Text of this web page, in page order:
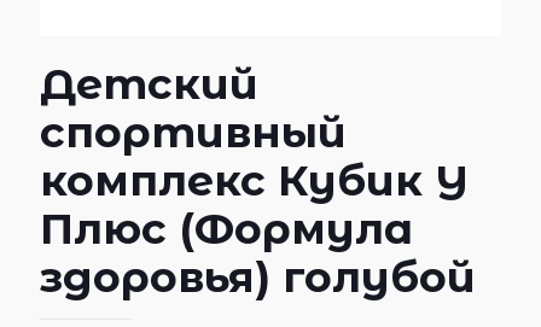
Детский
спортивный
комплекс Кубик Y
Плюс (Формула
здоровья) голубой